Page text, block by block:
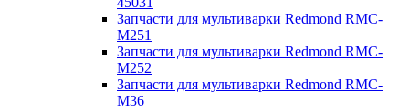
Запчасти для мультиварки Redmond RMC-
M251
Запчасти для мультиварки Redmond RMC-
M252
Запчасти для мультиварки Redmond RMC-
M36